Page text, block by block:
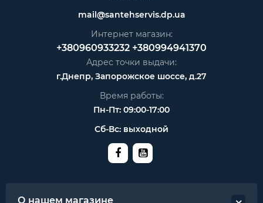
mail@santehservis.dp.ua
Интернет магазин:
+380960933232 +380994941370
Адрес точки выдачи:
г.Днепр, Запорожское шоссе, д.27
Время работы:
Пн-Пт: 09:00-17:00
Сб-Вс: выходной
О нашем магазине